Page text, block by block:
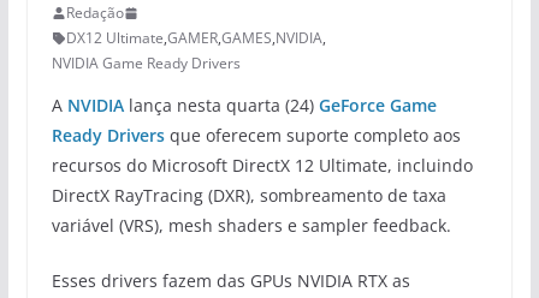
Redação
DX12 Ultimate,GAMER,GAMES,NVIDIA,
NVIDIA Game Ready Drivers
A NVIDIAlança nesta quarta (24) GeForce Game
Ready Driversque oferecem suporte completo aos
recursos do Microsoft DirectX 12 Ultimate, incluindo
DirectX RayTracing (DXR), sombreamento de taxa
variável (VRS), mesh shaders e sampler feedback.
Esses drivers fazem das GPUs NVIDIA RTX as